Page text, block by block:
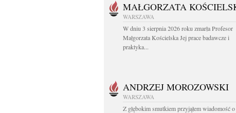
MAŁGORZATA
WARSZAWA
W dniu 3 sierpnia 2026 roku zmarła Profesor
Małgorzata Kościelska Jej prace badawcze i
praktyka...
ANDRZEJ MOROZOWSKI
WARSZAWA
Z głębokim smutkiem przyjąłem wiadomość o